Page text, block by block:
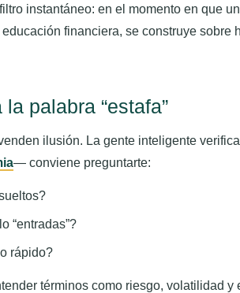
instantáneo: en el momento en que
financiera, se construye sobre
palabra “estafa”
ilusión. La gente inteligente
— conviene preguntarte:
“entradas”?
rápido?
términos como riesgo, volatilidad